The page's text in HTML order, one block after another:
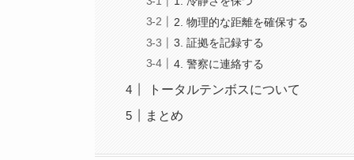
2. 物理的な距離を確保する
3. 証拠を記録する
4. 警察に連絡する
トータルテンボスについて
まとめ